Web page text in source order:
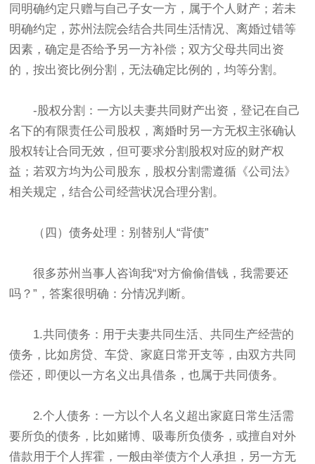
同明确约定只赠与自己子女一方，属于个人财产；若未
明确约定，苏州法院会结合共同生活情况、离婚过错等
因素，确定是否给予另一方补偿；双方父母共同出资
的，按出资比例分割，无法确定比例的，均等分割。
-股权分割：一方以夫妻共同财产出资，登记在自己
名下的有限责任公司股权，离婚时另一方无权主张确认
股权转让合同无效，但可要求分割股权对应的财产权
益；若双方均为公司股东，股权分割需遵循《公司法》
相关规定，结合公司经营状况合理分割。
（四）债务处理：别替别人“背债”
很多苏州当事人咨询我“对方偷偷借钱，我需要还
吗？”，答案很明确：分情况判断。
1.共同债务：用于夫妻共同生活、共同生产经营的
债务，比如房贷、车贷、家庭日常开支等，由双方共同
偿还，即便以一方名义出具借条，也属于共同债务。
2.个人债务：一方以个人名义超出家庭日常生活需
要所负的债务，比如赌博、吸毒所负债务，或擅自对外
借款用于个人挥霍，一般由举债方个人承担，另一方无